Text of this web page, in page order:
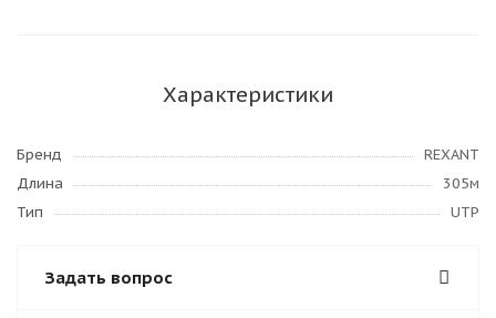
Характеристики
Бренд
REXANT
Длина
305м
Тип
UTP
Задать вопрос